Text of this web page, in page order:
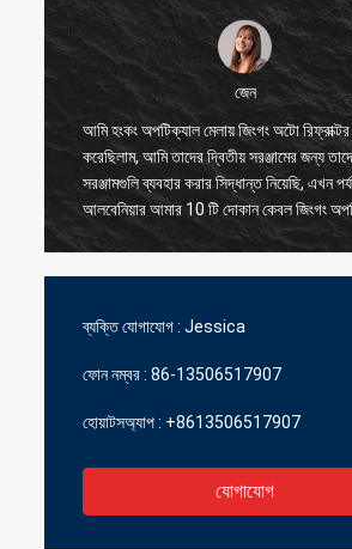
জেন
আমি হংকং অপটিক্যাল মেলায় জিংগং অটো রিফ্রাক্টর
করেছিলাম, আমি তাদের দ্বিতীয় সরঞ্জামের জন্য
সরঞ্জামগুলি ব্যবহার করার সিদ্ধান্ত নিয়েছি, এখন
আলবেনিয়ার আমার 10 টি দোকান কেবল জিংগং
ব্যবহার করছে, এমনকি ছোট অংশের জন্য তারা
ব্যক্তি যোগাযোগ : Jessica
ফোন নম্বর : 86-13506517907
হোয়াটসঅ্যাপ : +8613506517907
যোগাযোগ